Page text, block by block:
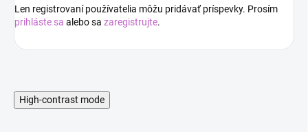
Len registrovaní používatelia môžu pridávať príspevky. Prosím
prihláste sa alebo sa zaregistrujte.
High-contrast mode